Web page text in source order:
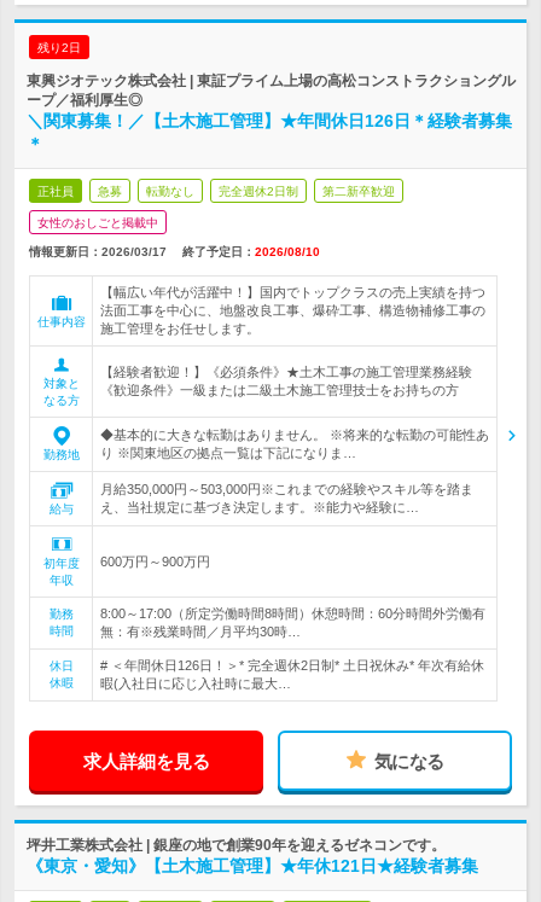
残り2日
東興ジオテック株式会社 | 東証プライム上場の高松コンストラクショングル
ープ／福利厚生◎
＼関東募集！／【土木施工管理】★年間休日126日＊経験者募集
＊
正社員 急募 転勤なし 完全週休2日制 第二新卒歓迎
女性のおしごと掲載中
情報更新日：2026/03/17 終了予定日： 2026/08/10
仕事内容
【幅広い年代が活躍中！】国内でトップクラスの売上実績を持つ
法面工事を中心に、地盤改良工事、爆砕工事、構造物補修工事の
施工管理をお任せします。
対象と
なる方
【経験者歓迎！】《必須条件》★土木工事の施工管理業務経験
《歓迎条件》一級または二級土木施工管理技士をお持ちの方
勤務地
◆基本的に大きな転勤はありません。 ※将来的な転勤の可能性あ
り ※関東地区の拠点一覧は下記になりま…
給与
月給350,000円～503,000円※これまでの経験やスキル等を踏ま
え、当社規定に基づき決定します。※能力や経験に…
初年度
年収
600万円～900万円
勤務
時間
8:00～17:00（所定労働時間8時間）休憩時間：60分時間外労働有
無：有※残業時間／月平均30時…
休日
休暇
# ＜年間休日126日！＞* 完全週休2日制* 土日祝休み* 年次有給休
暇(入社日に応じ入社時に最大…
求人詳細を見る 気になる
坪井工業株式会社 | 銀座の地で創業90年を迎えるゼネコンです。
《東京・愛知》【土木施工管理】★年休121日★経験者募集